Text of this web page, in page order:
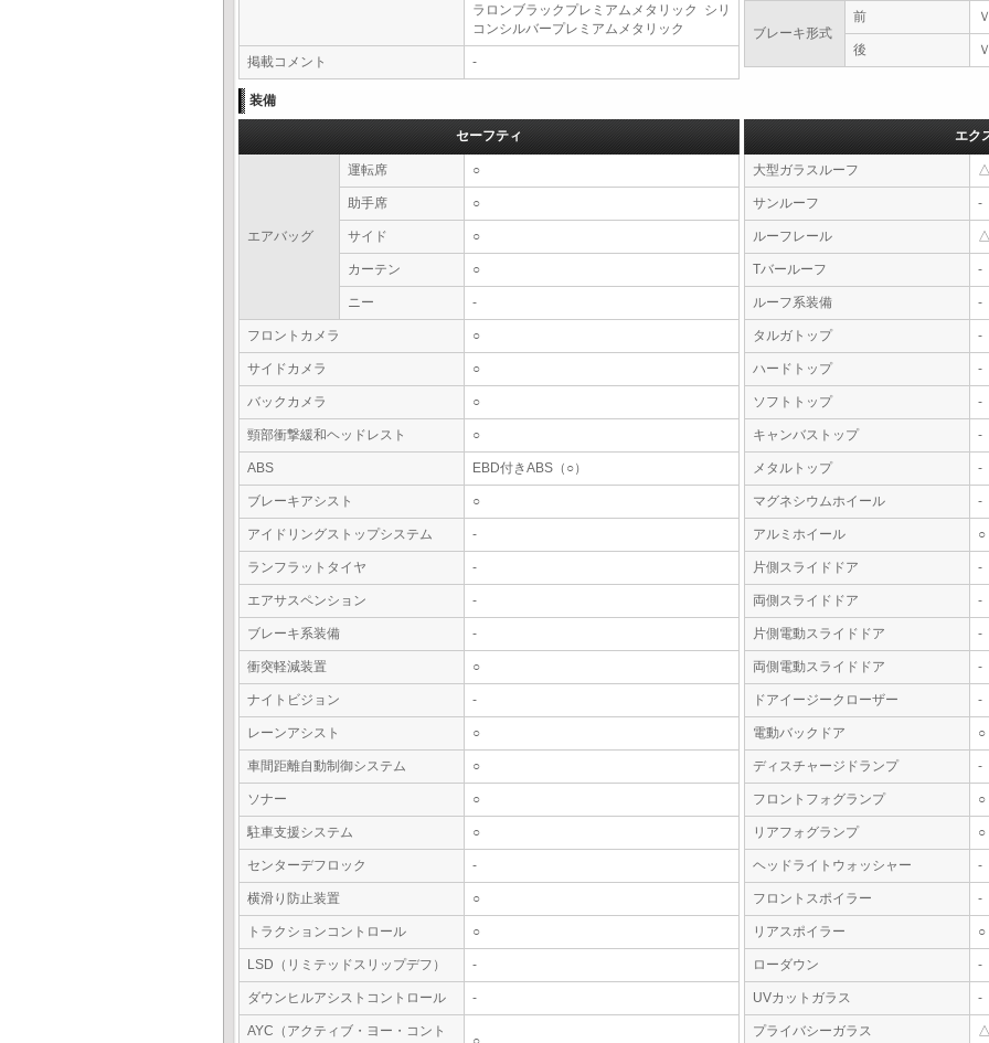
ラロンブラックプレミアムメタリック シリ
コンシルバープレミアムメタリック
掲載コメント -
ブレーキ形式
前
後
装備
セーフティ
エアバッグ
運転席 ○
助手席 ○
サイド ○
カーテン ○
ニー -
フロントカメラ ○
サイドカメラ ○
バックカメラ ○
頸部衝撃緩和ヘッドレスト ○
ABS EBD付きABS（○）
ブレーキアシスト ○
アイドリングストップシステム -
ランフラットタイヤ -
エアサスペンション -
ブレーキ系装備 -
衝突軽減装置 ○
ナイトビジョン -
レーンアシスト ○
車間距離自動制御システム ○
ソナー ○
駐車支援システム ○
センターデフロック -
横滑り防止装置 ○
トラクションコントロール ○
LSD（リミテッドスリップデフ） -
ダウンヒルアシストコントロール -
AYC（アクティブ・ヨー・コント
エク
大型ガラスルーフ
サンルーフ -
ルーフレール
Tバールーフ -
ルーフ系装備 -
タルガトップ -
ハードトップ -
ソフトトップ -
キャンバストップ -
メタルトップ -
マグネシウムホイール -
アルミホイール ○
片側スライドドア -
両側スライドドア -
片側電動スライドドア -
両側電動スライドドア -
ドアイージークローザー -
電動バックドア ○
ディスチャージドランプ -
フロントフォグランプ ○
リアフォグランプ ○
ヘッドライトウォッシャー -
フロントスポイラー -
リアスポイラー ○
ローダウン -
UVカットガラス -
プライバシーガラス